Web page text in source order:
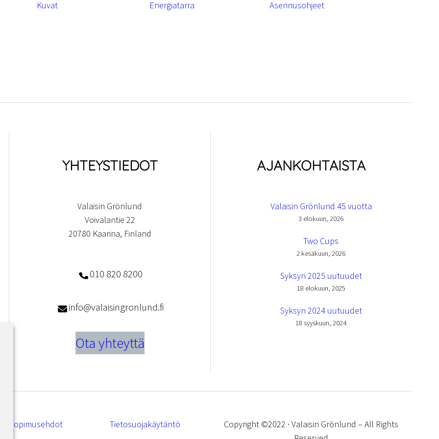
Kuvat Energiatarra Asennusohjeet
YHTEYSTIEDOT
Valaisin Grönlund
Voivalantie 22
20780 Kaarina, Finland
010 820 8200
info@valaisingronlund.fi
Ota yhteyttä
AJANKOHTAISTA
Valaisin Grönlund 45 vuotta
3 elokuun, 2026
Two Cups
2 kesäkuun, 2026
Syksyn 2025 uutuudet
18 elokuun, 2025
Syksyn 2024 uutuudet
18 syyskuun, 2024
Sopimusehdot Tietosuojakäytäntö
Copyright ©2022 · Valaisin Grönlund – All Rights